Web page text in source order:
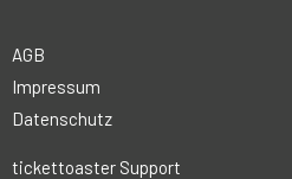
AGB
Impressum
Datenschutz
tickettoaster Support